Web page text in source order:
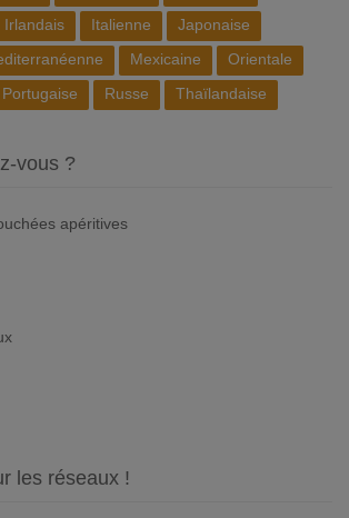
Irlandais Italienne
Japonaise
Mexicaine
Orientale
Portugaise Russe Thaïlandaise
vous ?
apéritives
les réseaux !